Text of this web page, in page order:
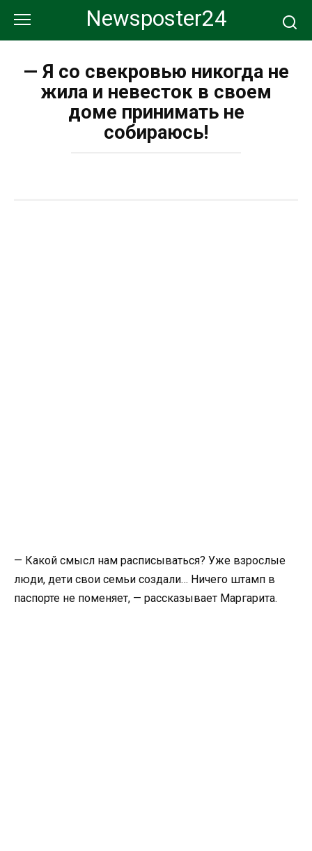
контенту
Newsposter24
— Я со свекровью никогда не
жила и невесток в своем
доме принимать не
собираюсь!
— Какой смысл нам расписываться? Уже взрослые
люди, дети свои семьи создали… Ничего штамп в
паспорте не поменяет, — рассказывает Маргарита.